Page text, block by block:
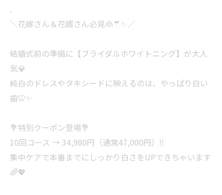
.
＼花嫁さん＆花婿さん必見👰🤵✨／
結婚式前の準備に【ブライダルホワイトニング】が大人
気💎
純白のドレスやタキシードに映えるのは、やっぱり白い
歯🦷✨
💐特別クーポン登場💐
10回コース → 34,980円（通常47,000円）‼️
集中ケアで本番までにしっかり白さをUPできちゃいます
🌈💖